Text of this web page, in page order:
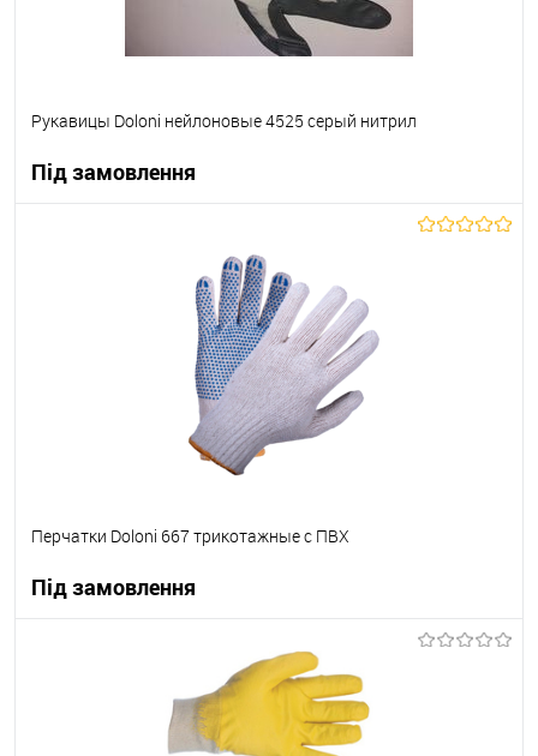
Рукавицы Doloni нейлоновые 4525 серый нитрил
Під замовлення
Під замовлення
Перчатки Doloni 667 трикотажные с ПВХ
Під замовлення
В корзину
Під замовлення